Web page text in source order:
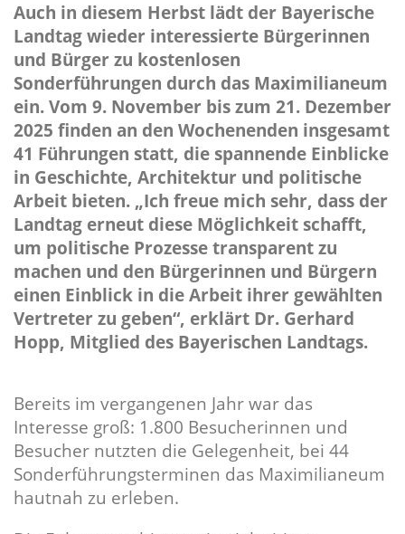
Auch in diesem Herbst lädt der Bayerische
Landtag wieder interessierte Bürgerinnen
und Bürger zu kostenlosen
Sonderführungen durch das Maximilianeum
ein. Vom 9. November bis zum 21. Dezember
2025 finden an den Wochenenden insgesamt
41 Führungen statt, die spannende Einblicke
in Geschichte, Architektur und politische
Arbeit bieten. Ich freue mich sehr, dass der
Landtag erneut diese Möglichkeit schafft,
um politische Prozesse transparent zu
machen und den Bürgerinnen und Bürgern
einen Einblick in die Arbeit ihrer gewählten
Vertreter zu geben“, erklärt Dr. Gerhard
Hopp, Mitglied des Bayerischen Landtags.
Bereits im vergangenen Jahr war das
Interesse groß: 1.800 Besucherinnen und
Besucher nutzten die Gelegenheit, bei 44
Sonderführungsterminen das Maximilianeum
hautnah zu erleben.